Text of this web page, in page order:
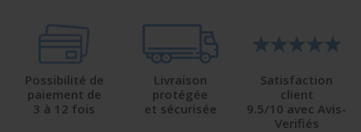
Possibilité de
paiement de
3 à 12 fois
Livraison
protégée
et sécurisée
Satisfaction
client
9.5/10 avec Avis-
Verifiés